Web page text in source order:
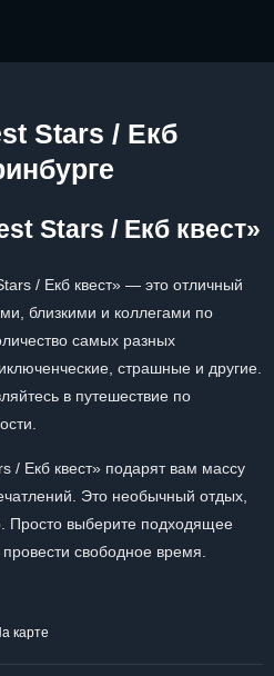
Stars / Екб
Stars / Екб квест»
/ Екб квест» — это отличный
близкими и коллегами по
самых разных
страшные и другие.
в путешествие по
/ Екб квест» подарят вам массу
Это необычный отдых,
Просто выберите подходящее
свободное время.
карте